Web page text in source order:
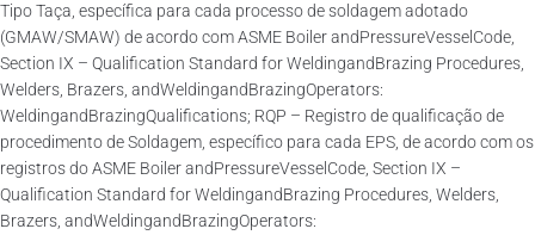
Tipo Taça, específica para cada processo de soldagem adotado
(GMAW/SMAW) de acordo com ASME Boiler andPressureVesselCode,
Section IX – Qualification Standard for WeldingandBrazing Procedures,
Welders, Brazers, andWeldingandBrazingOperators:
WeldingandBrazingQualifications; RQP – Registro de qualificação de
procedimento de Soldagem, específico para cada EPS, de acordo com os
registros do ASME Boiler andPressureVesselCode, Section IX –
Qualification Standard for WeldingandBrazing Procedures, Welders,
Brazers, andWeldingandBrazingOperators: